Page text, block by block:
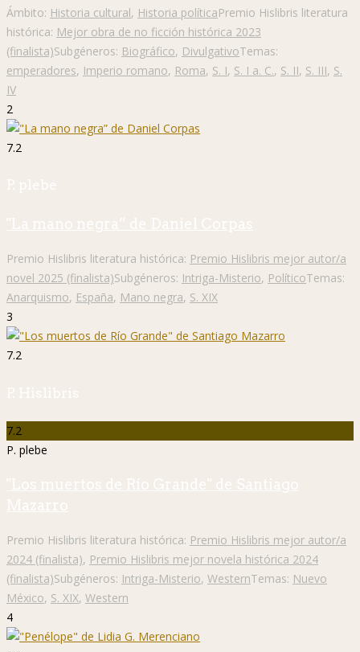
Ámbito: Historia cultural, Historia políticaPremio Hislibris literatura
histórica: Mejor obra de no ficción histórica 2023
(finalista)Subgéneros: Biográfico, DivulgativoTemas:
emperadores, Imperio romano, Roma, S. I, S. I a. C., S. II, S. III, S.
IV
2
7.2
P. plebe
"La mano negra” de Daniel Corpas
Premio Hislibris literatura histórica: Premio Hislibris mejor autor/a
novel 2025 (finalista)Subgéneros: Intriga-Misterio, PolíticoTemas:
Anarquismo, España, Mano negra, S. XIX
3
7.2
P. Hislibris
7.2
P. plebe
"Los muertos de Río Grande" de Santiago
Mazarro
Premio Hislibris literatura histórica: Premio Hislibris mejor autor/a
2024 (finalista), Premio Hislibris mejor novela histórica 2024
(finalista)Subgéneros: Intriga-Misterio, WesternTemas: Nuevo
México, S. XIX, Western
4